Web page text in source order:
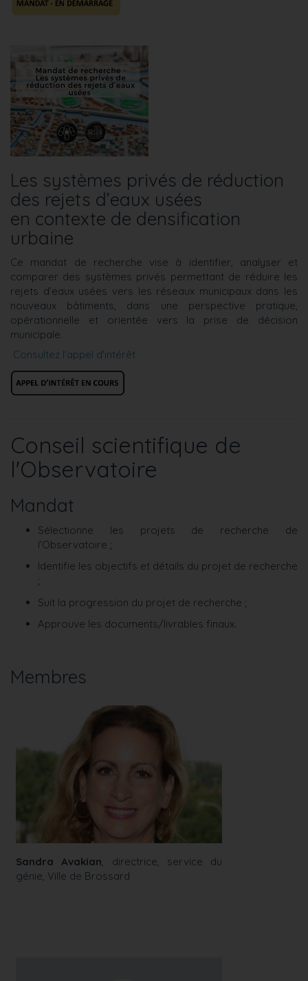
Les systèmes privés de réduction
des rejets d’eaux usées
en contexte de densification
urbaine
Ce mandat de recherche vise à identifier, analyser et
comparer des systèmes privés permettant de réduire les
rejets d’eaux usées vers les réseaux municipaux dans les
nouveaux bâtiments, dans une perspective pratique,
opérationnelle et orientée vers la prise de décision
municipale.
Consultez l'appel d'intérêt
Conseil scientifique de
l'Observatoire
Mandat
Sélectionne les projets de recherche de
l’Observatoire ;
Identifie les objectifs et détails du projet de recherche
;
Suit la progression du projet de recherche ;
Approuve les documents/livrables finaux.
Membres
Sandra Avakian, directrice, service du
génie, Ville de Brossard